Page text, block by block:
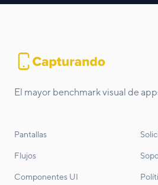
El mayor benchmark visual de
Pantallas
Flujos
Componentes UI